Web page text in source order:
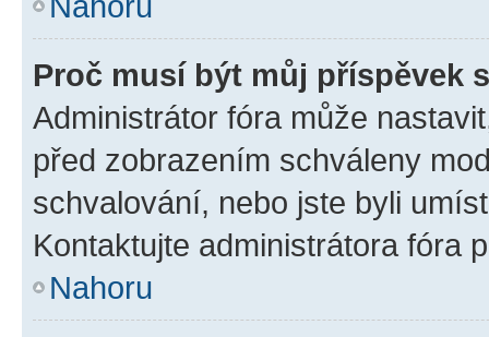
Proč musí být můj příspěvek
Administrátor fóra může
před zobrazením schváleny
schvalování, nebo jste byli
Kontaktujte administrátora fóra
Nahoru